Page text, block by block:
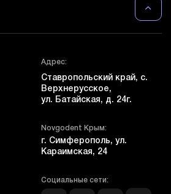
Адрес:
Ставропольский край, с.
Верхнерусское,
ул. Батайская, д. 24г.
Novgodent Крым:
г. Симферополь, ул.
Караимская, 24
Социальные сети: